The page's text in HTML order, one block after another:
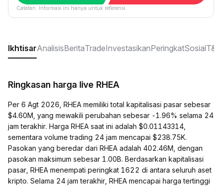
Catatan: Informasi ini hanya untuk referensi.
IkhtisarAnalisisBeritaTradeInvestasikanPeringkatSosialT&J
Ringkasan harga live RHEA
Per 6 Agt 2026, RHEA memiliki total kapitalisasi pasar sebesar
$4.60M, yang mewakili perubahan sebesar -1.96% selama 24
jam terakhir. Harga RHEA saat ini adalah $0.01143314,
sementara volume trading 24 jam mencapai $238.75K.
Pasokan yang beredar dari RHEA adalah 402.46M, dengan
pasokan maksimum sebesar 1.00B. Berdasarkan kapitalisasi
pasar, RHEA menempati peringkat 1622 di antara seluruh aset
kripto. Selama 24 jam terakhir, RHEA mencapai harga tertinggi